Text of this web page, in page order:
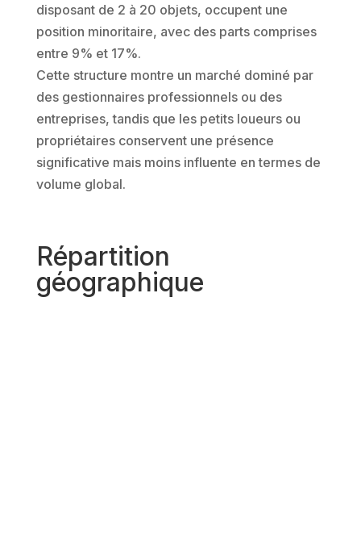
disposant de 2 à 20 objets, occupent une
position minoritaire, avec des parts comprises
entre 9% et 17%.
Cette structure montre un marché dominé par
des gestionnaires professionnels ou des
entreprises, tandis que les petits loueurs ou
propriétaires conservent une présence
significative mais moins influente en termes de
volume global.
Répartition
géographique